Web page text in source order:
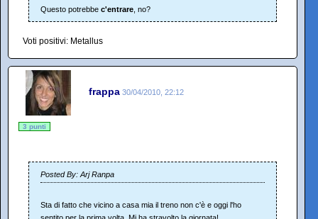
Questo potrebbe c'entrare, no?
Voti positivi: Metallus
frappa 30/04/2010, 22:12
3 punti
Posted By: Arj Ranpa
Sta di fatto che vicino a casa mia il treno non c'è e oggi l'ho